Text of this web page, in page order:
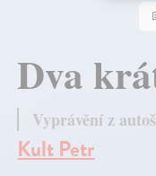
Dva
Vyprávění z
Kult Petr